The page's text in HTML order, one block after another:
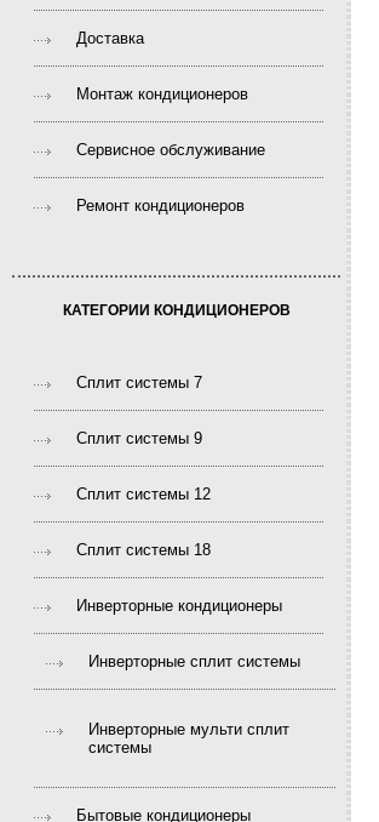
Доставка
Монтаж кондиционеров
Сервисное обслуживание
Ремонт кондиционеров
КАТЕГОРИИ КОНДИЦИОНЕРОВ
Сплит системы 7
Сплит системы 9
Сплит системы 12
Сплит системы 18
Инверторные кондиционеры
Инверторные сплит системы
Инверторные мульти сплит
системы
Бытовые кондиционеры